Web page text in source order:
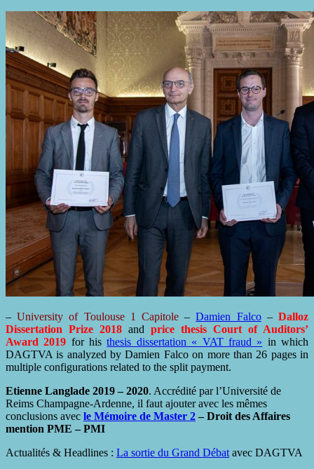
–University of Toulouse 1 Capitole –Damien Falco–Dalloz
Dissertation Prize 2018 and price thesis Court of Auditors’
Award 2019 for histhesis dissertation « VAT fraud » in which
DAGTVA is analyzed by Damien Falco on more than 26 pages in
multiple configurations related to the split payment.
Etienne Langlade 2019 – 2020. Accrédité par l’Université de
Reims Champagne-Ardenne, il faut ajouter avec les mêmes
conclusions avec le Mémoire de Master 2 – Droit des Affaires
mention PME – PMI
Actualités & Headlines : La sortie du Grand Débat avec DAGTVA